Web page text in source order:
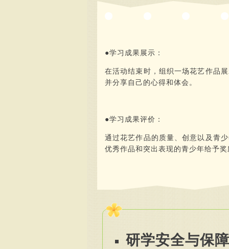
●学习成果展示：
在活动结束时，组织一场花艺作品
并分享自己的心得和体会。
●学习成果评价：
通过花艺作品的质量、创意以及青
优秀作品和突出表现的青少年给予奖
研学安全与保障